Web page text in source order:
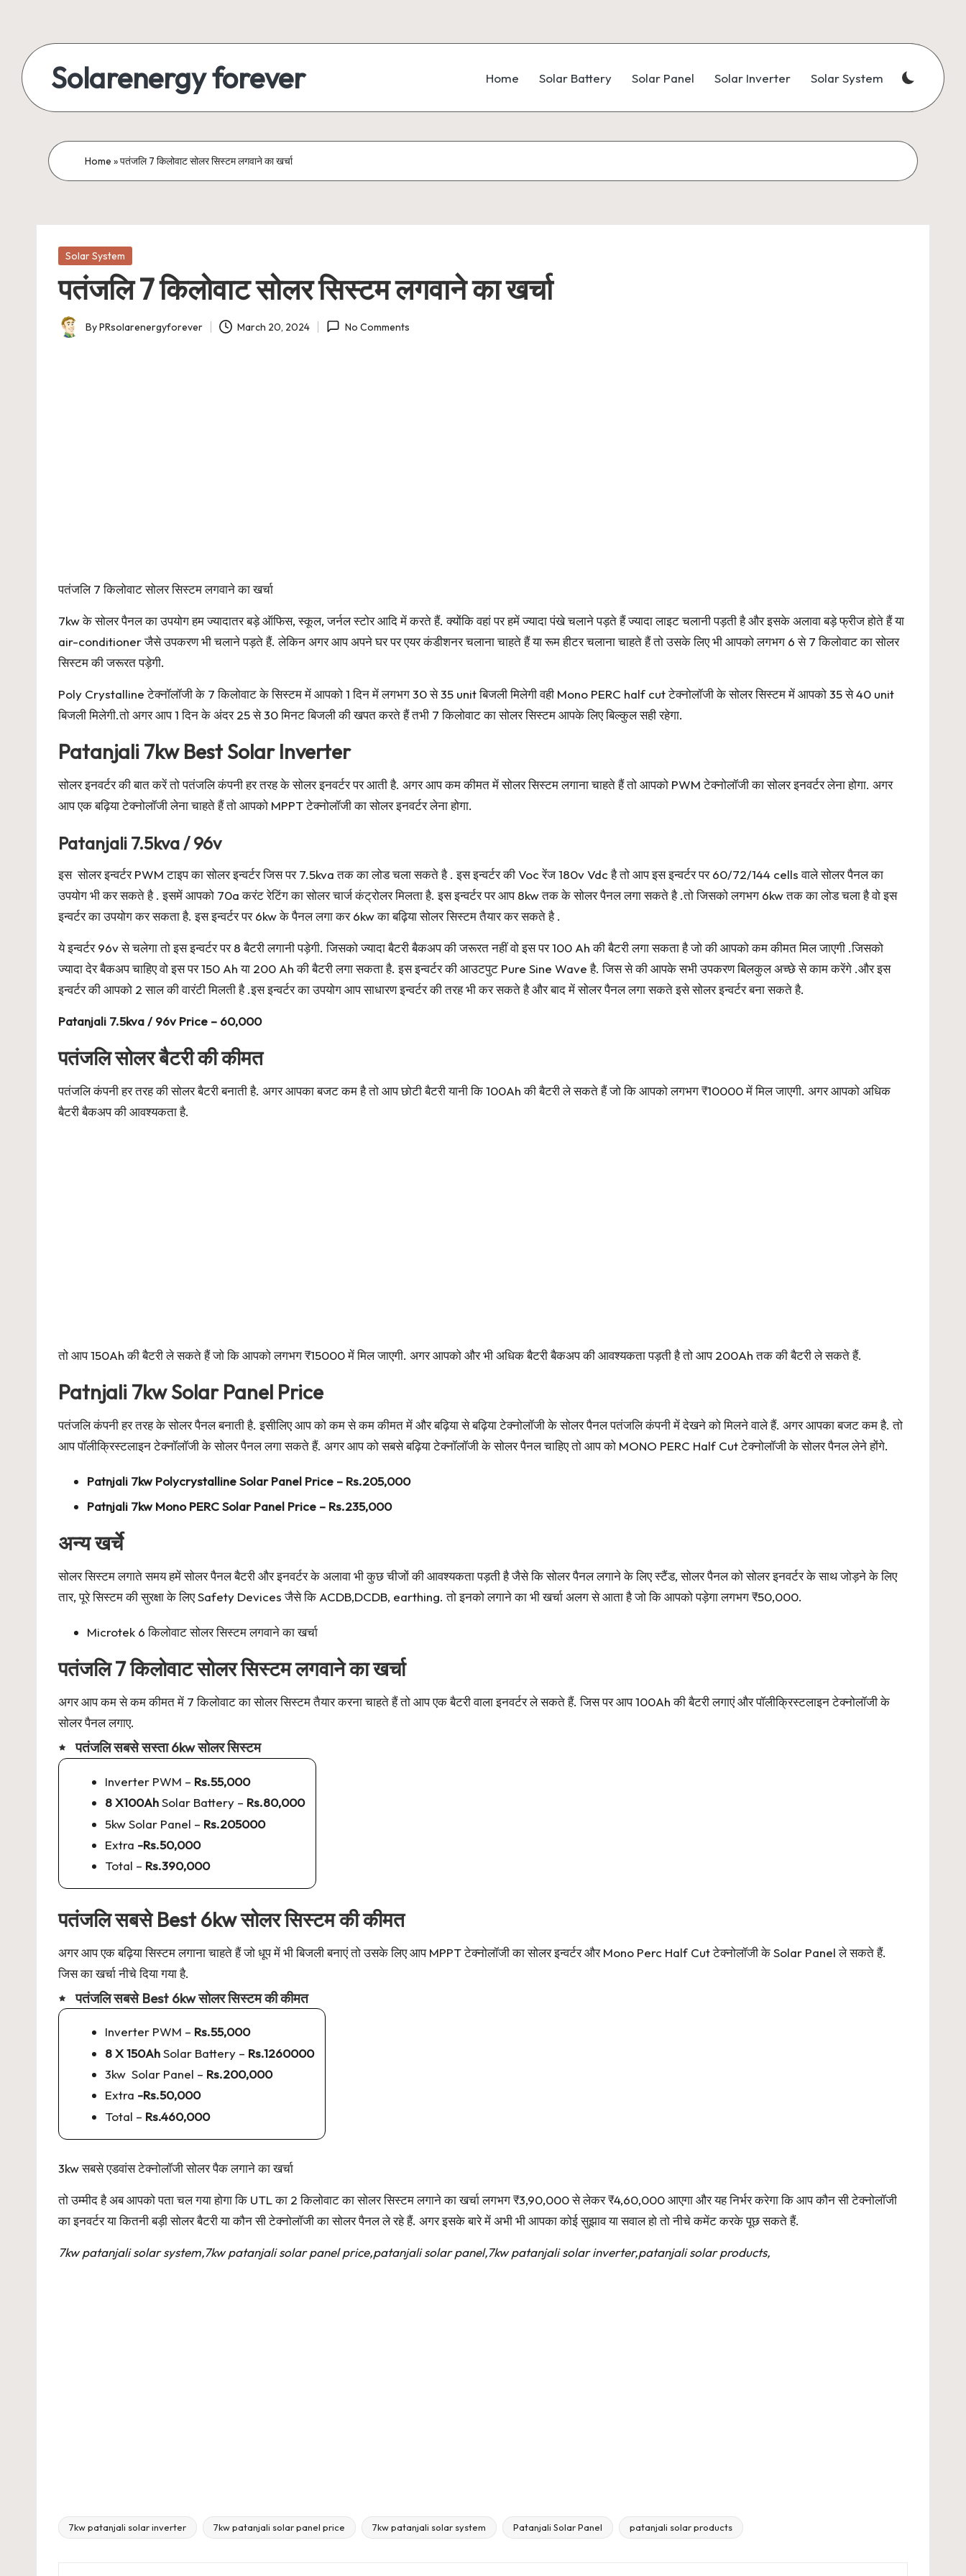
content
Solarenergy forever
बिजली
Home Solar Battery Solar Panel Solar Inverter Solar System
Home »पतंजलि 7 किलोवाट सोलर सिस्टम लगवाने का खर्चा
Posted
Solar System
पतंजलि 7 किलोवाट सोलर सिस्टम लगवाने का खर्चा
Posted
ByPRsolarenergyforever March 20, 2024 No Comments
पतंजलि 7 किलोवाट सोलर सिस्टम लगवाने का खर्चा
7kw के सोलर पैनल का उपयोग हम ज्यादातर बड़े ऑफिस, स्कूल, जर्नल स्टोर आदि में करते हैं. क्योंकि वहां पर हमें ज्यादा पंखे चलाने पड़ते हैं ज्यादा लाइट चलानी पड़ती है और इसके अलावा बड़े फ्रीज होते हैं या
air-conditioner जैसे उपकरण भी चलाने पड़ते हैं. लेकिन अगर आप अपने घर पर एयर कंडीशनर चलाना चाहते हैं या रूम हीटर चलाना चाहते हैं तो उसके लिए भी आपको लगभग 6 से 7 किलोवाट का सोलर
सिस्टम की जरूरत पड़ेगी.
Poly Crystalline टेक्नॉलॉजी के 7 किलोवाट के सिस्टम में आपको 1 दिन में लगभग 30 से 35 unit बिजली मिलेगी वही Mono PERC half cut टेक्नोलॉजी के सोलर सिस्टम में आपको 35 से 40 unit
बिजली मिलेगी.तो अगर आप 1 दिन के अंदर 25 से 30 मिनट बिजली की खपत करते हैं तभी 7 किलोवाट का सोलर सिस्टम आपके लिए बिल्कुल सही रहेगा.
Patanjali 7kw Best Solar Inverter
सोलर इनवर्टर की बात करें तो पतंजलि कंपनी हर तरह के सोलर इनवर्टर पर आती है. अगर आप कम कीमत में सोलर सिस्टम लगाना चाहते हैं तो आपको PWM टेक्नोलॉजी का सोलर इनवर्टर लेना होगा. अगर
आप एक बढ़िया टेक्नोलॉजी लेना चाहते हैं तो आपको MPPT टेक्नोलॉजी का सोलर इनवर्टर लेना होगा.
Patanjali 7.5kva / 96v
इस सोलर इन्वर्टर PWM टाइप का सोलर इन्वर्टर जिस पर 7.5kva तक का लोड चला सकते है . इस इन्वर्टर की Voc रेंज 180v Vdc है तो आप इस इन्वर्टर पर 60/72/144 cells वाले सोलर पैनल का
उपयोग भी कर सकते है . इसमें आपको 70a करंट रेटिंग का सोलर चार्ज कंट्रोलर मिलता है. इस इन्वर्टर पर आप 8kw तक के सोलर पैनल लगा सकते है .तो जिसको लगभग 6kw तक का लोड चला है वो इस
इन्वर्टर का उपयोग कर सकता है. इस इन्वर्टर पर 6kw के पैनल लगा कर 6kw का बढ़िया सोलर सिस्टम तैयार कर सकते है .
ये इन्वर्टर 96v से चलेगा तो इस इन्वर्टर पर 8 बैटरी लगानी पड़ेगी. जिसको ज्यादा बैटरी बैकअप की जरूरत नहीं वो इस पर 100 Ah की बैटरी लगा सकता है जो की आपको कम कीमत मिल जाएगी .जिसको
ज्यादा देर बैकअप चाहिए वो इस पर 150 Ah या 200 Ah की बैटरी लगा सकता है. इस इन्वर्टर की आउटपुट Pure Sine Wave है. जिस से की आपके सभी उपकरण बिलकुल अच्छे से काम करेंगे .और इस
इन्वर्टर की आपको 2 साल की वारंटी मिलती है .इस इन्वर्टर का उपयोग आप साधारण इन्वर्टर की तरह भी कर सकते है और बाद में सोलर पैनल लगा सकते इसे सोलर इन्वर्टर बना सकते है.
Patanjali 7.5kva / 96v Price – 60,000
पतंजलि सोलर बैटरी की कीमत
पतंजलि कंपनी हर तरह की सोलर बैटरी बनाती है. अगर आपका बजट कम है तो आप छोटी बैटरी यानी कि 100Ah की बैटरी ले सकते हैं जो कि आपको लगभग ₹10000 में मिल जाएगी. अगर आपको अधिक
बैटरी बैकअप की आवश्यकता है.
तो आप 150Ah की बैटरी ले सकते हैं जो कि आपको लगभग ₹15000 में मिल जाएगी. अगर आपको और भी अधिक बैटरी बैकअप की आवश्यकता पड़ती है तो आप 200Ah तक की बैटरी ले सकते हैं.
Patnjali 7kw Solar Panel Price
पतंजलि कंपनी हर तरह के सोलर पैनल बनाती है. इसीलिए आप को कम से कम कीमत में और बढ़िया से बढ़िया टेक्नोलॉजी के सोलर पैनल पतंजलि कंपनी में देखने को मिलने वाले हैं. अगर आपका बजट कम है. तो
आप पॉलीक्रिस्टलाइन टेक्नॉलॉजी के सोलर पैनल लगा सकते हैं. अगर आप को सबसे बढ़िया टेक्नॉलॉजी के सोलर पैनल चाहिए तो आप को MONO PERC Half Cut टेक्नोलॉजी के सोलर पैनल लेने होंगे.
Patnjali 7kw Polycrystalline Solar Panel Price – Rs.205,000
Patnjali 7kw Mono PERC Solar Panel Price – Rs.235,000
अन्य खर्चे
सोलर सिस्टम लगाते समय हमें सोलर पैनल बैटरी और इनवर्टर के अलावा भी कुछ चीजों की आवश्यकता पड़ती है जैसे कि सोलर पैनल लगाने के लिए स्टैंड, सोलर पैनल को सोलर इनवर्टर के साथ जोड़ने के लिए
तार, पूरे सिस्टम की सुरक्षा के लिए Safety Devices जैसे कि ACDB,DCDB, earthing. तो इनको लगाने का भी खर्चा अलग से आता है जो कि आपको पड़ेगा लगभग ₹50,000.
Microtek 6 किलोवाट सोलर सिस्टम लगवाने का खर्चा
पतंजलि 7 किलोवाट सोलर सिस्टम लगवाने का खर्चा
अगर आप कम से कम कीमत में 7 किलोवाट का सोलर सिस्टम तैयार करना चाहते हैं तो आप एक बैटरी वाला इनवर्टर ले सकते हैं. जिस पर आप 100Ah की बैटरी लगाएं और पॉलीक्रिस्टलाइन टेक्नोलॉजी के
सोलर पैनल लगाए.
पतंजलि सबसे सस्ता 6kw सोलर सिस्टम
Inverter PWM – Rs.55,000
8 X100AhSolar Battery – Rs.80,000
5kw Solar Panel – Rs.205000
Extra -Rs.50,000
Total – Rs.390,000
पतंजलि सबसे Best 6kw सोलर सिस्टम की कीमत
अगर आप एक बढ़िया सिस्टम लगाना चाहते हैं जो धूप में भी बिजली बनाएं तो उसके लिए आप MPPT टेक्नोलॉजी का सोलर इन्वर्टर और Mono Perc Half Cut टेक्नोलॉजी के Solar Panel ले सकते हैं.
जिस का खर्चा नीचे दिया गया है.
पतंजलि सबसे Best 6kw सोलर सिस्टम की कीमत
Inverter PWM – Rs.55,000
8 X 150AhSolar Battery – Rs.1260000
3kw Solar Panel – Rs.200,000
Extra -Rs.50,000
Total – Rs.460,000
3kw सबसे एडवांस टेक्नोलॉजी सोलर पैक लगाने का खर्चा
तो उम्मीद है अब आपको पता चल गया होगा कि UTL का 2 किलोवाट का सोलर सिस्टम लगाने का खर्चा लगभग ₹3,90,000 से लेकर ₹4,60,000 आएगा और यह निर्भर करेगा कि आप कौन सी टेक्नोलॉजी
का इनवर्टर या कितनी बड़ी सोलर बैटरी या कौन सी टेक्नोलॉजी का सोलर पैनल ले रहे हैं. अगर इसके बारे में अभी भी आपका कोई सुझाव या सवाल हो तो नीचे कमेंट करके पूछ सकते हैं.
7kw patanjali solar system,7kw patanjali solar panel price,patanjali solar panel,7kw patanjali solar inverter,patanjali solar products,
Tags:
7kw patanjali solar inverter 7kw patanjali solar panel price 7kw patanjali solar system Patanjali Solar Panel patanjali solar products